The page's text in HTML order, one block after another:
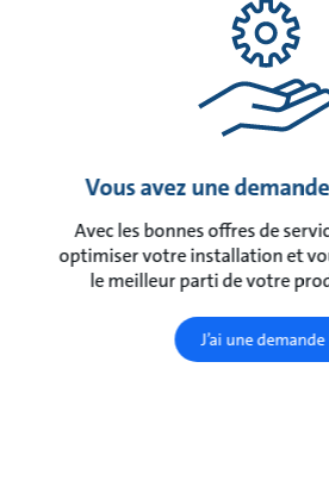
Vous avez une
Avec les bonnes offres de
optimiser votre installation et
le meilleur parti de votre
J’ai une demande